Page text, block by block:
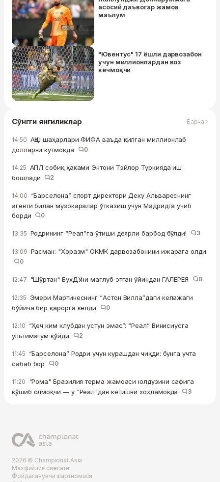
асосий даъвогар жамоа
маълум
"Ювентус" 17 ёшли дарвозабон
учун миллионлардан воз
кечмоқчи
Сўнгги янгиликлар Барча ›
14:50 АҚШ шаҳарлари ФИФА ваъда қилган миллионлаб
долларни кутмоқда
0
14:25 АПЛ собиқ ҳаками Энтони Тэйлор Туркияда иш
бошлади
2
14:00 “Барселона” спорт директори Деку Альвареснинг
агенти билан музокаралар ўтказиш учун Мадридга учиб
борди
0
13:35 Родрининг “Реал”га ўтиши деярли барбод бўлди! 3
13:09 Расман: "Хоразм" ОКМК дарвозабонини ижарага олди
0
12:47 "Шўртан" БухДУни мағлуб этган ўйиндан ГАЛЕРЕЯ 0
12:35 Эмери Мартинеснинг “Астон Вилла”даги келажаги
бўйича бир қарорга келди
0
12:10 “Ҳеч ким клубдан устун эмас”: “Реал” Винисиусга
ультиматум қўйди
2
11:45 “Барселона” Родри учун курашдан чиқди: бунга учта
сабаб бор
0
11:20 "Рома" Бразилия терма жамоаси юлдузини сафига
қўшиб олмоқчи — у "Реал"дан кетишни хоҳламоқда
3
2026 © Championat.Asia
Махфийлик сиёсати
Фойдаланувчи шартномаси